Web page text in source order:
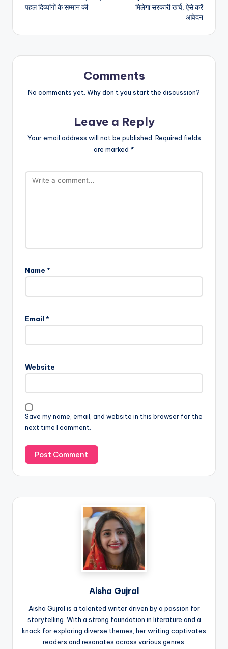
पहल दिव्यांगों के सम्मान की
मिलेगा सरकारी खर्च, ऐसे करें
आवेदन
Comments
No comments yet. Why don’t you start the discussion?
Leave a Reply
Your email address will not be published. Required fields
are marked *
Name *
Email *
Website
Save my name, email, and website in this browser for the
next time I comment.
Aisha Gujral
Aisha Gujral is a talented writer driven by a passion for
storytelling. With a strong foundation in literature and a
knack for exploring diverse themes, her writing captivates
readers and resonates across various genres.